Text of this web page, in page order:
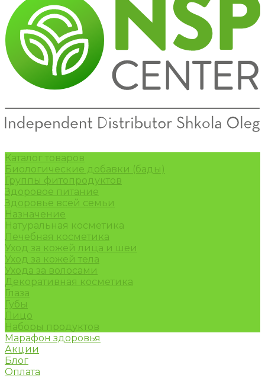
Каталог товаров
Биологические добавки (бады)
Группы фитопродуктов
Здоровое питание
Здоровье всей семьи
Назначение
Натуральная косметика
Лечебная косметика
Уход за кожей лица и шеи
Уход за кожей тела
Ухода за волосами
Декоративная косметика
Глаза
Губы
Лицо
Наборы продуктов
Марафон здоровья
Акции
Блог
Оплата